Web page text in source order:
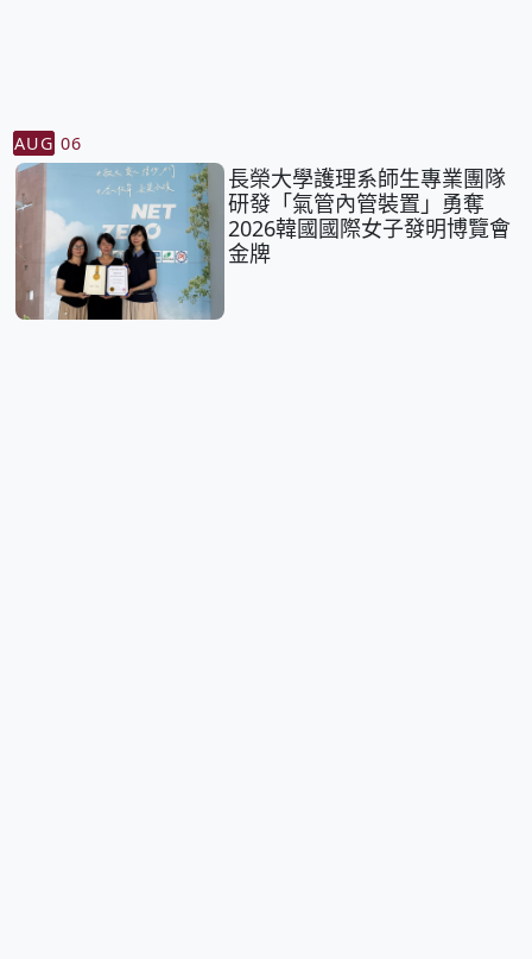
AUG 06
長榮大學護理系師生專業團隊
研發「氣管內管裝置」勇奪
2026韓國國際女子發明博覽會
金牌